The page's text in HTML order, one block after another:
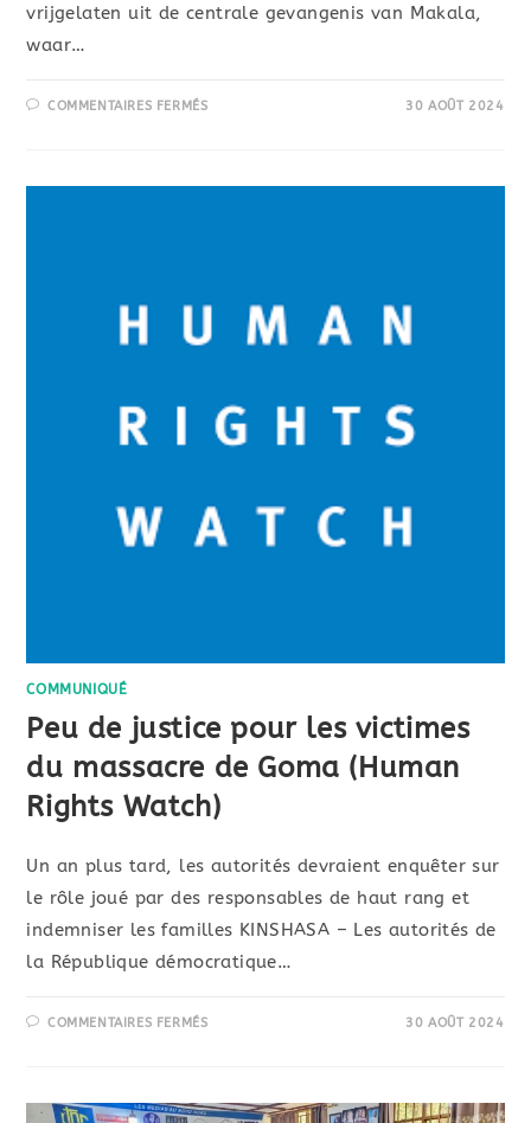
vrijgelaten uit de centrale gevangenis van Makala,
waar…
COMMENTAIRES FERMÉS 30 AOÛT 2024
COMMUNIQUÉ
Peu de justice pour les victimes
du massacre de Goma (Human
Rights Watch)
Un an plus tard, les autorités devraient enquêter sur
le rôle joué par des responsables de haut rang et
indemniser les familles KINSHASA – Les autorités de
la République démocratique…
COMMENTAIRES FERMÉS 30 AOÛT 2024